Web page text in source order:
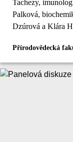
Tachezy,
Palková,
Dzúrová a Klára
Přírodovědecká